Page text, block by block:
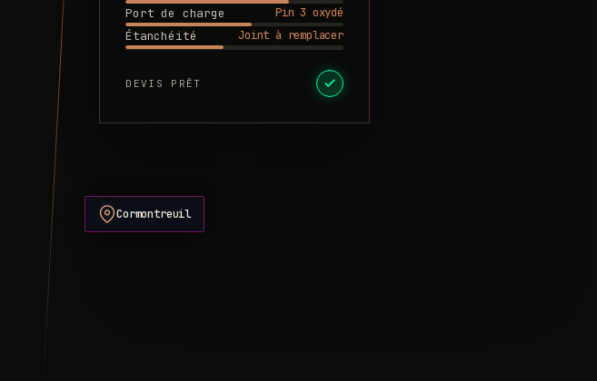
Port de charge
Pin 3 oxydé
Étanchéité
Joint à remplacer
DEVIS PRÊT
Cormontreuil